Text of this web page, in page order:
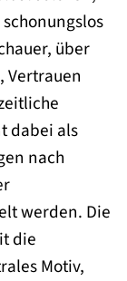
über
Vertrauen
dabei als
nach
werden. Die
die
Motiv,